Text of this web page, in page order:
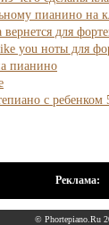
пианино на
для
you ноты для
пианино
с ребенком
Реклама:
© Phortepiano.Ru